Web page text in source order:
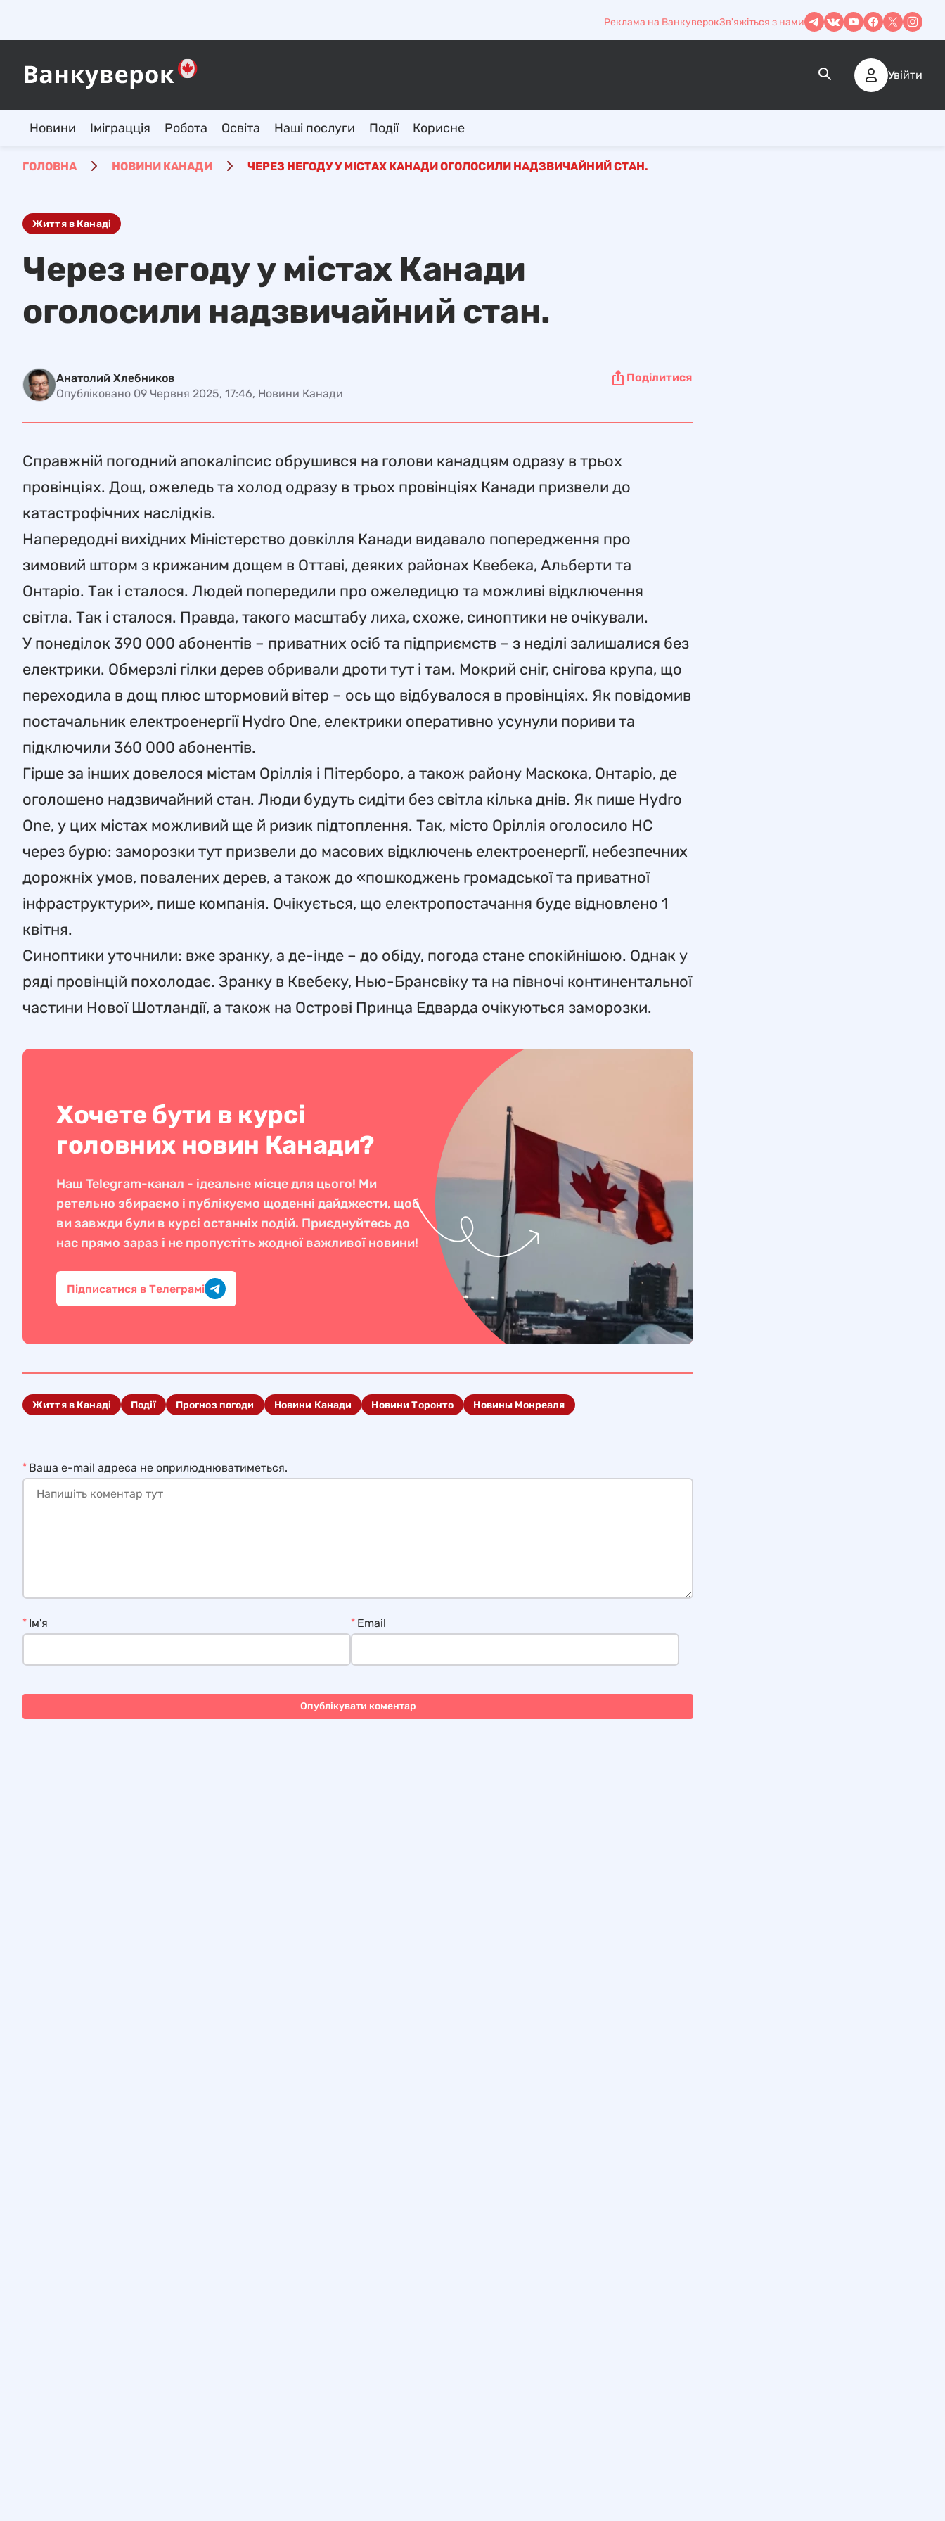
Реклама на ВанкуверокЗв'яжіться з нами
Увійти
Новини Іміграцція Робота Освіта Наші послуги Події Корисне
ГОЛОВНА НОВИНИ КАНАДИ ЧЕРЕЗ НЕГОДУ У МІСТАХ КАНАДИ ОГОЛОСИЛИ НАДЗВИЧАЙНИЙ СТАН.
Життя в Канаді
Через негоду у містах Канади
оголосили надзвичайний стан.
Анатолий Хлебников
Опубліковано 09 Червня 2025, 17:46, Новини Канади
Поділитися
Справжній погодний апокаліпсис обрушився на голови канадцям одразу в трьох
провінціях. Дощ, ожеледь та холод одразу в трьох провінціях Канади призвели до
катастрофічних наслідків.
Напередодні вихідних Міністерство довкілля Канади видавало попередження про
зимовий шторм з крижаним дощем в Оттаві, деяких районах Квебека, Альберти та
Онтаріо. Так і сталося. Людей попередили про ожеледицю та можливі відключення
світла. Так і сталося. Правда, такого масштабу лиха, схоже, синоптики не очікували.
У понеділок 390 000 абонентів – приватних осіб та підприємств – з неділі залишалися без
електрики. Обмерзлі гілки дерев обривали дроти тут і там. Мокрий сніг, снігова крупа, що
переходила в дощ плюс штормовий вітер – ось що відбувалося в провінціях. Як повідомив
постачальник електроенергії Hydro One, електрики оперативно усунули пориви та
підключили 360 000 абонентів.
Гірше за інших довелося містам Оріллія і Пітерборо, а також району Маскока, Онтаріо, де
оголошено надзвичайний стан. Люди будуть сидіти без світла кілька днів. Як пише Hydro
One, у цих містах можливий ще й ризик підтоплення. Так, місто Оріллія оголосило НС
через бурю: заморозки тут призвели до масових відключень електроенергії, небезпечних
дорожніх умов, повалених дерев, а також до «пошкоджень громадської та приватної
інфраструктури», пише компанія. Очікується, що електропостачання буде відновлено 1
квітня.
Синоптики уточнили: вже зранку, а де-інде – до обіду, погода стане спокійнішою. Однак у
ряді провінцій похолодає. Зранку в Квебеку, Нью-Брансвіку та на півночі континентальної
частини Нової Шотландії, а також на Острові Принца Едварда очікуються заморозки.
Хочете бути в курсі
головних новин Канади?
Наш Telegram-канал - ідеальне місце для цього! Ми
ретельно збираємо і публікуємо щоденні дайджести, щоб
ви завжди були в курсі останніх подій. Приєднуйтесь до
нас прямо зараз і не пропустіть жодної важливої новини!
Підписатися в Телеграмі
Життя в Канаді Події Прогноз погоди Новини Канади Новини Торонто Новины Монреаля
Ваша e-mail адреса не оприлюднюватиметься.
*
Ім'я
* Email
*